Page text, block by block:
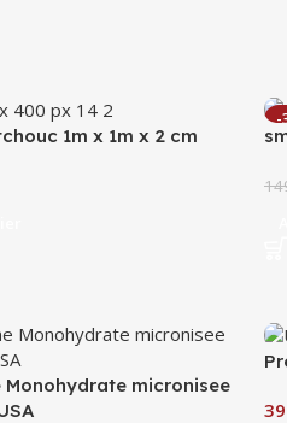
1m x 1m x 2 cm
-
Monohydrate micronisee